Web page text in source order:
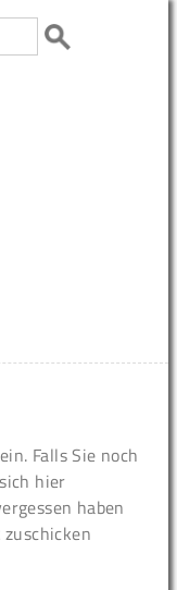
Falls Sie noch
hier
haben
zuschicken